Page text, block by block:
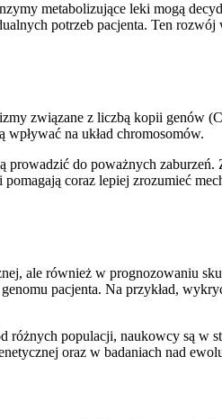
metabolizujące leki mogą
potrzeb pacjenta. Ten
związane z liczbą kopii genów
na układ chromosomów.
do poważnych
coraz lepiej zrozumieć
ale również w prognozowaniu
pacjenta. Na przykład,
populacji, naukowcy są w
oraz w badaniach nad